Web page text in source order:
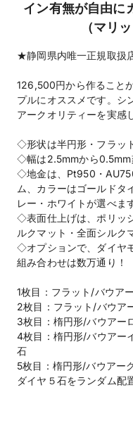
イン有無が自由に
（マリ
★静岡県内唯一正規取扱
126,500円から作ること
プルにオススメです。シ
アークオリティーを実感
◇形状は半円形・フラッ
◇幅は2.5mmから0.5mm
◇地金は、Pt950・
ム、カラーはゴールドタ
レー・ホワイトが選べま
◇表面仕上げは、ポリッ
ルクマット・全面シルク
◇オプションで、ダイヤ
組み合わせは数万通り！
1枚目：フラット/バウア
2枚目：フラット/バウア
3枚目：楕円形/バウアー
4枚目：楕円形/バウアー
石
5枚目：楕円形/バウアー
ダイヤ５石をランダム配